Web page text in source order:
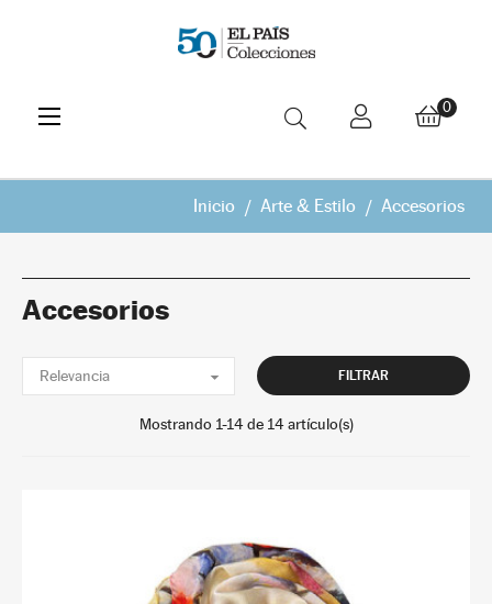
Navegación
de
☰ 0
Inicio Arte & Estilo Accesorios
Accesorios
Relevancia  FILTRAR
Mostrando 1-14 de 14 artículo(s)